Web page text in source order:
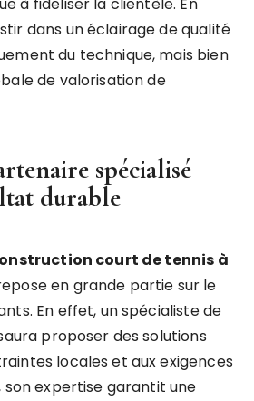
dans un éclairage de qualité
du technique, mais bien
de valorisation de
spécialisé
durable
court de tennis à
en grande partie sur le
En effet, un spécialiste de
proposer des solutions
locales et aux exigences
son expertise garantit une